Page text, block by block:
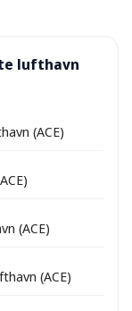
lufthavn
(ACE)
(ACE)
(ACE)